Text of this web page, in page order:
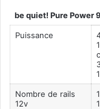
be quiet! Pure Power
Puissance
Nombre de rails
12v